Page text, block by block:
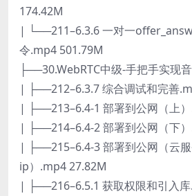
174.42M
| └──211–6.3.6 一对一
令.mp4 501.79M
├──30.WebRTC中级-手把手实现
| ├──212–6.3.7 综合调试和完善
| ├──213–6.4-1 部署到公网（上
| ├──214–6.4-2 部署到公网（下
| ├──215–6.4-3 部署到公网（云
ip）.mp4 27.82M
| ├──216–6.5.1 获取权限和引入